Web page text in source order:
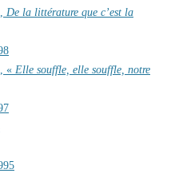
De la littérature que c’est la
« Elle souffle, elle souffle, notre